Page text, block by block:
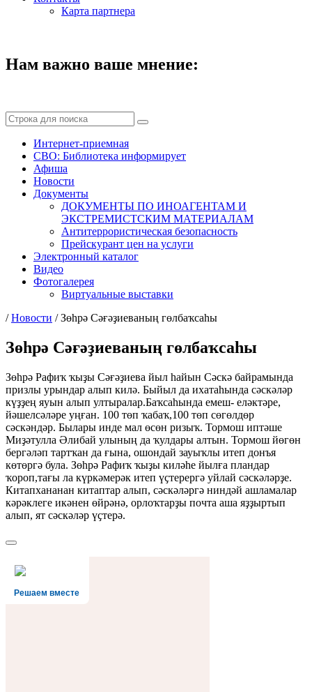
Карта партнера
Нам важно ваше мнение:
Интернет-приемная
СВО: Библиотека информирует
Афиша
Новости
Документы
ДОКУМЕНТЫ ПО ИНОАГЕНТАМ И
ЭКСТРЕМИСТСКИМ МАТЕРИАЛАМ
Антитеррористическая безопасность
Прейскурант цен на услуги
Электронный каталог
Видео
Фотогалерея
Виртуальные выставки
/Новости /Зөһрә Сәғәҙиеваның гөлбаҡсаһы
Зөһрә Сәғәҙиеваның гөлбаҡсаһы
Зөһрә Рафиҡ ҡыҙы Сәғәҙиева йыл һайын Сәскә байрамында
призлы урындар алып килә. Быйыл да ихатаһында сәскәләр
күҙҙең яуын алып ултыралар.Баҡсаһында емеш- еләктәре,
йәшелсәләре уңған. 100 төп ҡабаҡ,100 төп сөгөлдөр
сәскәндәр. Былары инде мал өсөн ризыҡ. Тормош иптәше
Миҙәтулла Әлибай улының да ҡулдары алтын. Тормош йөгөн
бергәләп тартҡан да ғына, ошондай зауыҡлы итеп донъя
көтөргә була. Зөһрә Рафиҡ ҡыҙы киләһе йылға пландар
ҡороп,тағы ла күркәмерәк итеп үҫтерергә уйлай сәскәләрҙе.
Китапхананан китаптар алып, сәскәләргә ниндәй ашламалар
кәрәклеге икәнен өйрәнә, орлоҡтарҙы почта аша яҙҙыртып
алып, ят сәскәләр үҫтерә.
Решаем вместе